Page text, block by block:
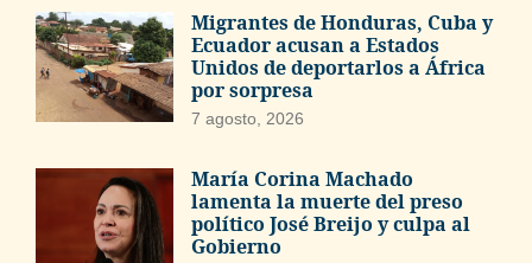
Migrantes de Honduras, Cuba y
Ecuador acusan a Estados
Unidos de deportarlos a África
por sorpresa
7 agosto, 2026
María Corina Machado
lamenta la muerte del preso
político José Breijo y culpa al
Gobierno